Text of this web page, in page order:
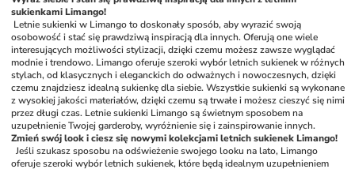
sukienkami Limango!
Letnie sukienki w Limango to doskonały sposób, aby wyrazić swoją
osobowość i stać się prawdziwą inspiracją dla innych. Oferują one wiele
interesujących możliwości stylizacji, dzięki czemu możesz zawsze wyglądać
modnie i trendowo. Limango oferuje szeroki wybór letnich sukienek w różnych
stylach, od klasycznych i eleganckich do odważnych i nowoczesnych, dzięki
czemu znajdziesz idealną sukienkę dla siebie. Wszystkie sukienki są wykonane
z wysokiej jakości materiałów, dzięki czemu są trwałe i możesz cieszyć się nimi
przez długi czas. Letnie sukienki Limango są świetnym sposobem na
uzupełnienie Twojej garderoby, wyróżnienie się i zainspirowanie innych.
Zmień swój look i ciesz się nowymi kolekcjami letnich sukienek Limango!
Jeśli szukasz sposobu na odświeżenie swojego looku na lato, Limango
oferuje szeroki wybór letnich sukienek, które będą idealnym uzupełnieniem